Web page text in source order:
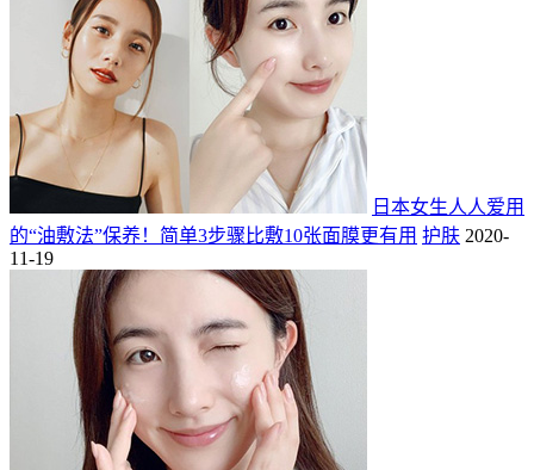
日本女生人人爱用
的“油敷法”保养！简单3步骤比敷10张面膜更有用 护肤 2020-
11-19